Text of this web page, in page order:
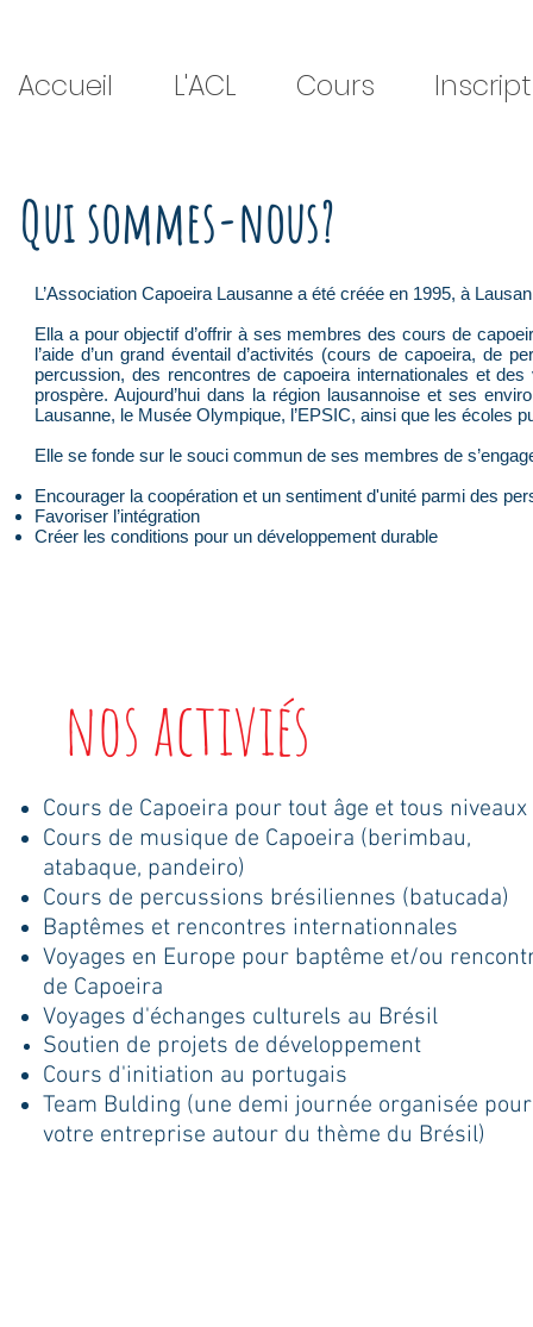
Accueil L'ACL Cours
Qui sommes-nous?
L’Association Capoeira Lausanne a été créée en 1995, à
Ella a pour objectif d’offrir à ses membres des cours de
l’aide d’un grand éventail d’activités (cours de capoeira, de
percussion, des rencontres de capoeira internationales et
prospère. Aujourd’hui dans la région lausannoise et ses
Lausanne, le Musée Olympique, l’EPSIC, ainsi que les écoles
Elle se fonde sur le souci commun de ses membres de
Encourager la coopération et un sentiment d'unité parmi des
Favoriser l’intégration
Créer les conditions pour un développement durable
Cours de Capoeira pour tout âge et tous niveaux
​Cours de musique de Capoeira (berimbau,
atabaque, pandeiro)
Cours de percussions brésiliennes (batucada)
Baptêmes et rencontres internationnales
Voyages en Europe pour baptême et/ou
de Capoeira
​Voyages d'échanges culturels au Brésil
Soutien de projets de développement
​Cours d'initiation au portugais
Team Bulding (une demi journée organisée pour
votre entreprise autour du thème du Brésil)
nos activiés